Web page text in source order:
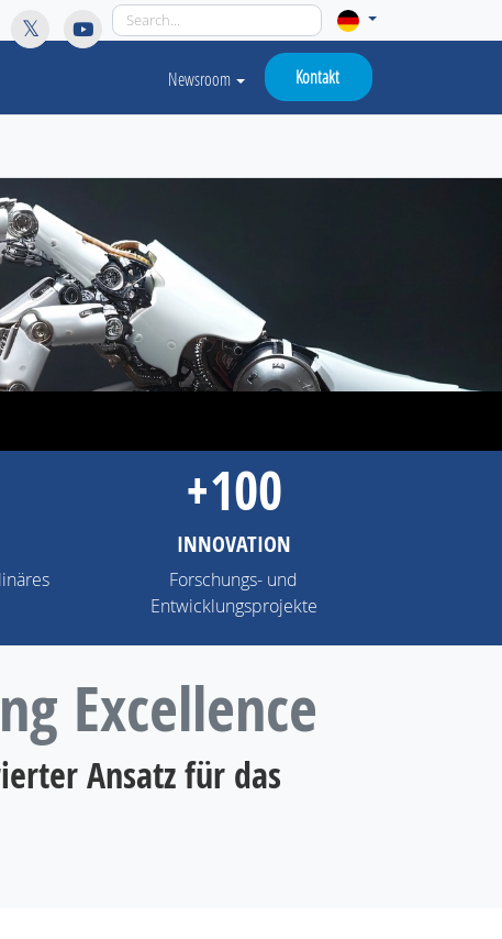
Newsroom Kontakt
+100
INNOVATION
Forschungs- und
Entwicklungsprojekte
Excellence
Ansatz für das
for details and any questions. No